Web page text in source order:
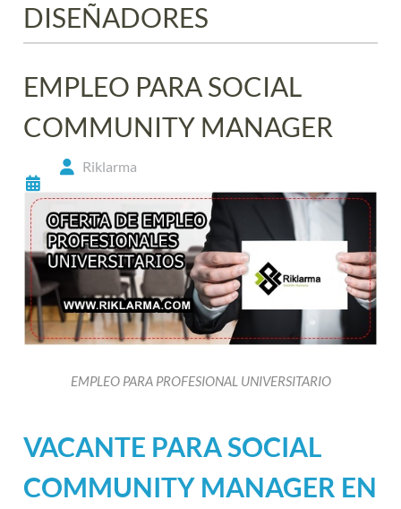
DISEÑADORES
EMPLEO PARA SOCIAL
COMMUNITY MANAGER
Riklarma
EMPLEO PARA PROFESIONAL UNIVERSITARIO
VACANTE PARA SOCIAL
COMMUNITY MANAGER EN